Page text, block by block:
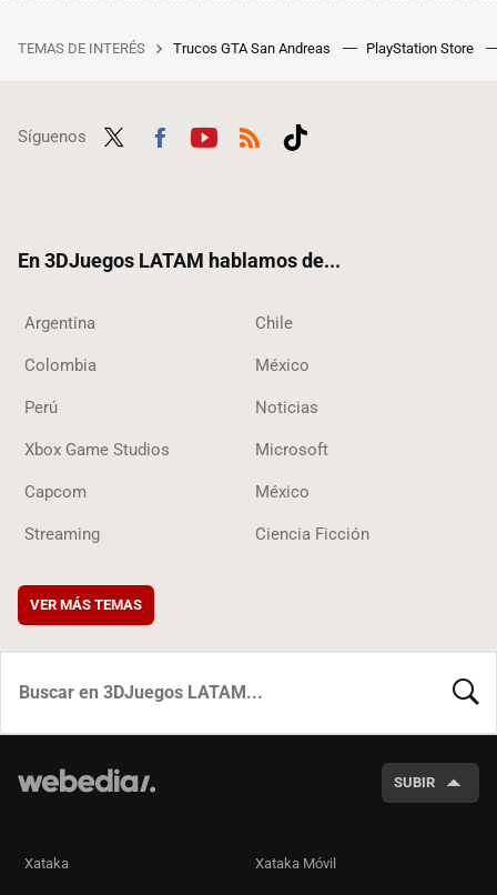
TEMAS DE INTERÉS Trucos GTA San Andreas PlayStation Store
Síguenos
En 3DJuegos LATAM hablamos de...
Argentina Chile
Colombia México
Perú Noticias
Xbox Game Studios Microsoft
Capcom México
Streaming Ciencia Ficción
VER MÁS TEMAS
SUBIR
Xataka Xataka Móvil